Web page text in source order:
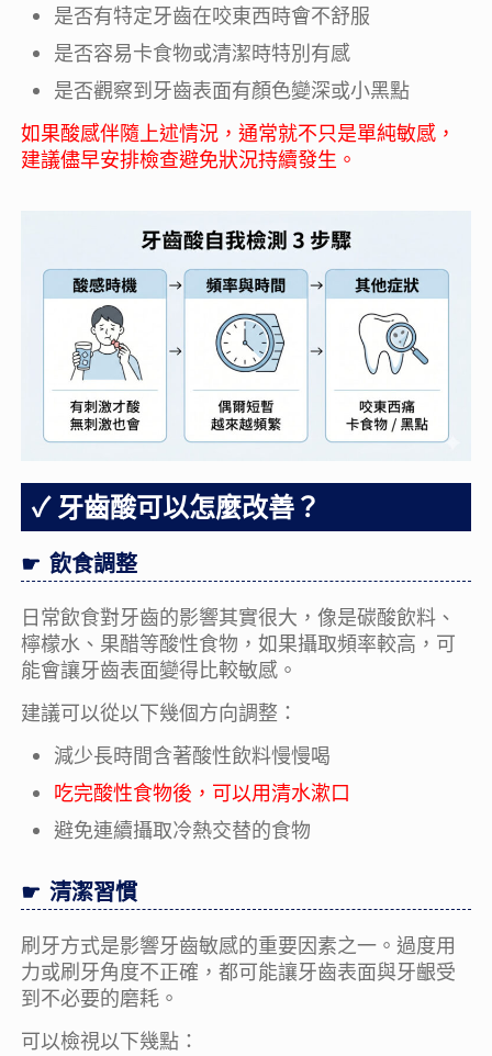
是否有特定牙齒在咬東西時會不舒服
是否容易卡食物或清潔時特別有感
是否觀察到牙齒表面有顏色變深或小黑點
如果酸感伴隨上述情況，通常就不只是單純敏感，
建議儘早安排檢查避免狀況持續發生 。
牙齒酸可以怎麼改善？
飲食調整
日常飲食對牙齒的影響其實很大，像是碳酸飲料、
檸檬水、果醋等酸性食物，如果攝取頻率較高，可
能會讓牙齒表面變得比較敏感。
建議可以從以下幾個方向調整：
減少長時間含著酸性飲料慢慢喝
吃完酸性食物後，可以用清水漱口
避免連續攝取冷熱交替的食物
清潔習慣
刷牙方式是影響牙齒敏感的重要因素之一。過度用
力或刷牙角度不正確，都可能讓牙齒表面與牙齦受
到不必要的磨耗。
可以檢視以下幾點：